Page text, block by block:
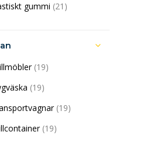
gummi (21)
(19)
(19)
(19)
(19)